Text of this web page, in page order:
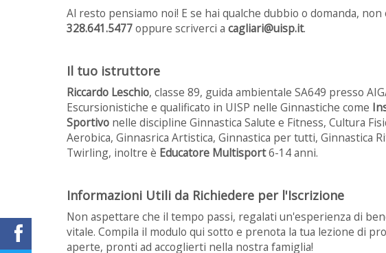
Al resto pensiamo noi! E se hai qualche dubbio o domanda,
328.641.5477oppure scriverci a cagliari@uisp.it.
Il tuo istruttore
Riccardo Leschio, classe 89, guida ambientale SA649 presso
Escursionistiche e qualificato in UISP nelle Ginnastiche come
Sportivo nelle discipline Ginnastica Salute e Fitness, Cultura
Aerobica, Ginnasrica Artistica, Ginnastica per tutti, Ginnastica
Twirling, inoltre è Educatore Multisport6-14 anni.
Informazioni Utili da Richiedere per l'Iscrizione
Non aspettare che il tempo passi, regalati un'esperienza di
vitale. Compila il modulo qui sotto e prenota la tua lezione di
aperte, pronti ad accoglierti nella nostra famiglia!